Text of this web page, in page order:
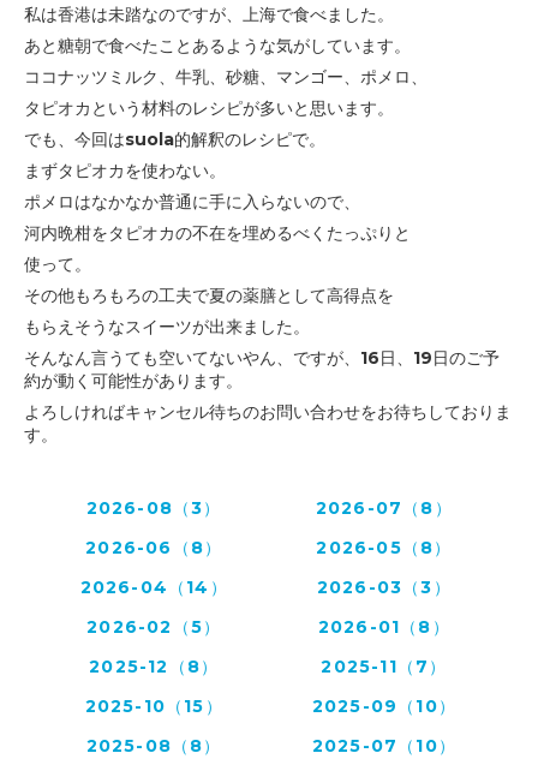
私は香港は未踏なのですが、上海で食べました。
あと糖朝で食べたことあるような気がしています。
ココナッツミルク、牛乳、砂糖、マンゴー、ポメロ、
タピオカ という材料のレシピが多いと思います。
でも、今回はsuola的解釈のレシピで。
まずタピオカを使わない。
ポメロはなかなか普通に手に入らないので、
河内晩柑をタピオカの不在を埋めるべくたっぷりと
使って。
その他もろもろの工夫で夏の薬膳として高得点を
もらえそうなスイーツが出来ました。
そんなん言うても空いてないやん、ですが、 16日、19日のご予
約が動く可能性があります。
よろしければキャンセル待ちのお問い合わせをお待ちしておりま
す。
2026-08（3）
2026-07（8）
2026-06（8）
2026-05（8）
2026-04（14）
2026-03（3）
2026-02（5）
2026-01（8）
2025-12（8）
2025-11（7）
2025-10（15）
2025-09（10）
2025-08（8）
2025-07（10）